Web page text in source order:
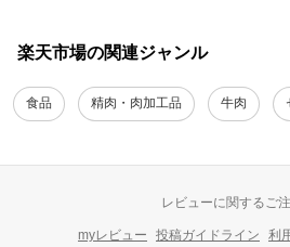
楽天市場の関連ジャンル
食品 精肉・肉加工品 牛肉
レビューに関するご
myレビュー 投稿ガイドライン 利